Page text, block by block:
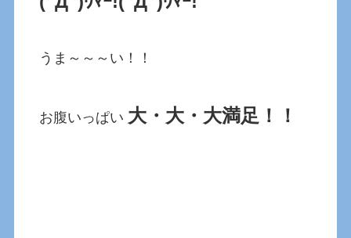
うま～～～い！！
お腹いっぱい 大・大・大満足！！